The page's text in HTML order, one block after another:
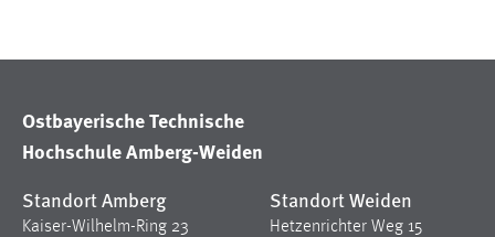
Ostbayerische Technische
Hochschule Amberg-Weiden
Standort Amberg
Kaiser-Wilhelm-Ring 23
Standort Weiden
Hetzenrichter Weg 15
Zweck: Zugriffsstatistik